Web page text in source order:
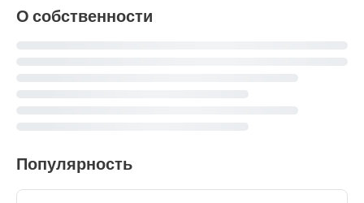
О собственности
Популярность